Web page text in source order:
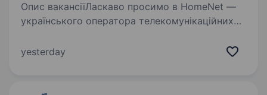
Опис вакансіїЛаскаво просимо в HomeNet —
українського оператора телекомунікаційних
до безмежних можливостей цифрового світу,
yesterday